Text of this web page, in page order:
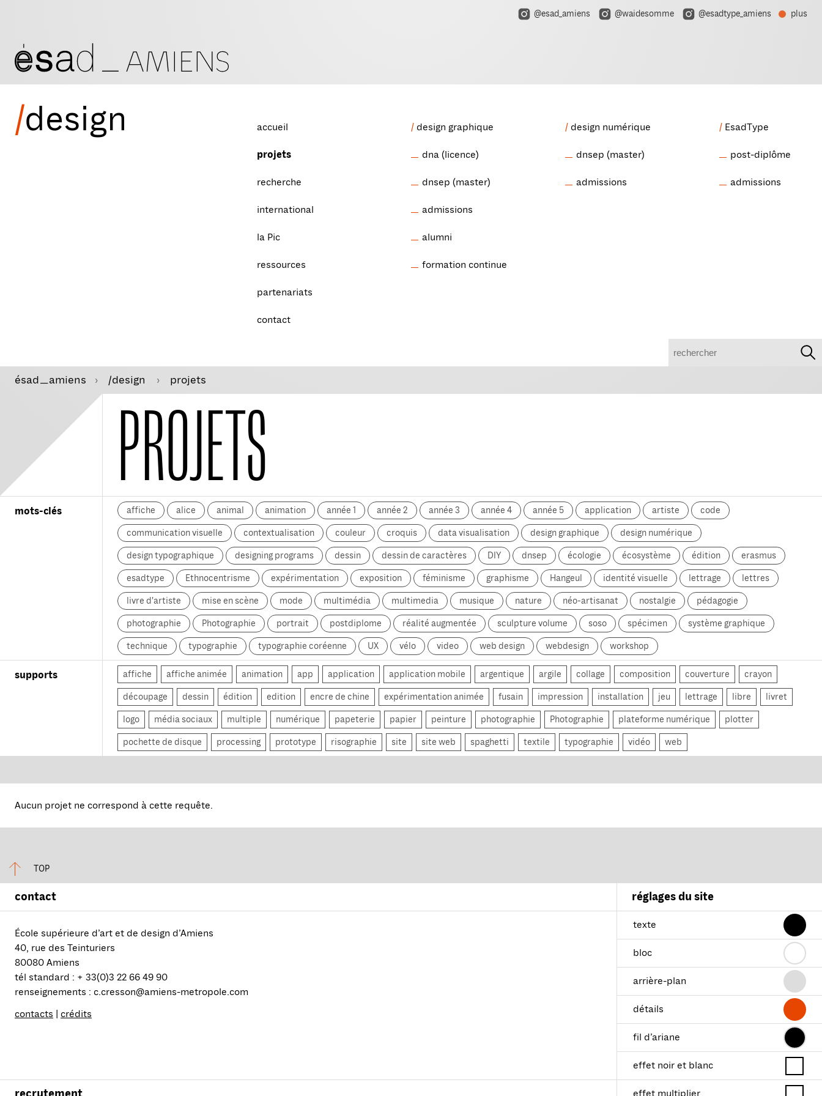
@esad_amiens @waidesomme @esadtype_amiens plus
/design accueil
projets
recherche
international
la Pic
ressources
partenariats
contact
design graphique
dna (licence)
dnsep (master)
admissions
alumni
formation continue
design numérique
dnsep (master)
admissions
EsadType
post-diplôme
admissions
ésad—amiens /design projets
PROJETS
mots-clés affiche alice animal animation année 1 année 2 année 3 année 4 année 5 application artiste code
communication visuelle contextualisation couleur croquis data visualisation design graphique design numérique
design typographique designing programs dessin dessin de caractères DIY dnsep écologie écosystème édition erasmus
esadtype Ethnocentrisme expérimentation exposition féminisme graphisme Hangeul identité visuelle lettrage lettres
livre d'artiste mise en scène mode multimédia multimedia musique nature néo-artisanat nostalgie pédagogie
photographie Photographie portrait postdiplome réalité augmentée sculpture volume soso spécimen système graphique
technique typographie typographie coréenne UX vélo video web design webdesign workshop
supports affiche affiche animée animation app application application mobile argentique argile collage composition couverture crayon
découpage dessin édition edition encre de chine expérimentation animée fusain impression installation jeu lettrage libre livret
logo média sociaux multiple numérique papeterie papier peinture photographie Photographie plateforme numérique plotter
pochette de disque processing prototype risographie site site web spaghetti textile typographie vidéo web
Aucun projet ne correspond à cette requête.
TOP
contact
École supérieure d’art et de design d’Amiens
40, rue des Teinturiers
80080 Amiens
tél standard : + 33(0)3 22 66 49 90
renseignements : c.cresson@amiens-metropole.com
contacts
crédits
réglages du site
texte
bloc
arrière-plan
détails
fil d’ariane
effet noir et blanc